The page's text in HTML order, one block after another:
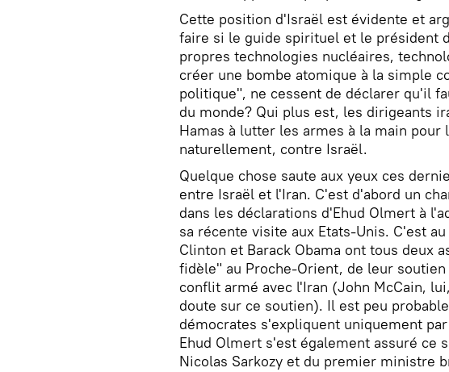
Cette position d'Israël est évidente et
faire si le guide spirituel et le président
propres technologies nucléaires,
créer une bombe atomique à la simple
politique", ne cessent de déclarer qu'il
du monde? Qui plus est, les dirigeants
Hamas à lutter les armes à la main pour
naturellement, contre Israël.
Quelque chose saute aux yeux ces
entre Israël et l'Iran. C'est d'abord un
dans les déclarations d'Ehud Olmert à
sa récente visite aux Etats-Unis. C'est
Clinton et Barack Obama ont tous deux
fidèle" au Proche-Orient, de leur
conflit armé avec l'Iran (John McCain,
doute sur ce soutien). Il est peu
démocrates s'expliquent uniquement
Ehud Olmert s'est également assuré ce
Nicolas Sarkozy et du premier ministre